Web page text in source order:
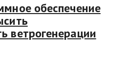
обеспечение
ветрогенерации